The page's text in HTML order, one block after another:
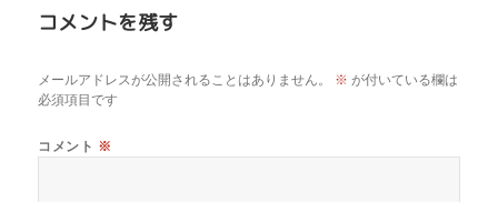
コメントを残す
メールアドレスが公開されることはありません。 ※ が付いている欄は
必須項目です
コメント ※